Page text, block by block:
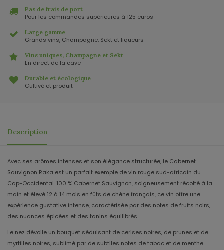
Pas de frais de port
Pour les commandes supérieures à 125 euros
Large gamme
Grands vins, Champagne, Sekt et liqueurs
Vins uniques, Champagne et Sekt
En direct de la cave
Durable et écologique
Cultivé et produit
Description
Avec ses arômes intenses et son élégance structurée, le Cabernet
Sauvignon Raka est un parfait exemple de vin rouge sud-africain du
Cap-Occidental. 100 % Cabernet Sauvignon, soigneusement récolté à la
main et élevé 12 à 14 mois en fûts de chêne français, ce vin offre une
expérience gustative intense, caractérisée par des notes de fruits noirs,
des nuances épicées et des tanins équilibrés.
Le nez dévoile un bouquet séduisant de cerises noires, de prunes et de
myrtilles noires, sublimé par de subtiles notes de tabac et de menthe